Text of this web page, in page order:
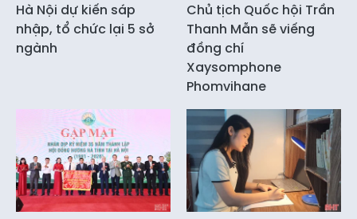
Hà Nội dự kiến sáp
nhập, tổ chức lại 5 sở
ngành
Chủ tịch Quốc hội Trần
Thanh Mẫn sẽ viếng
đồng chí
Xaysomphone
Phomvihane